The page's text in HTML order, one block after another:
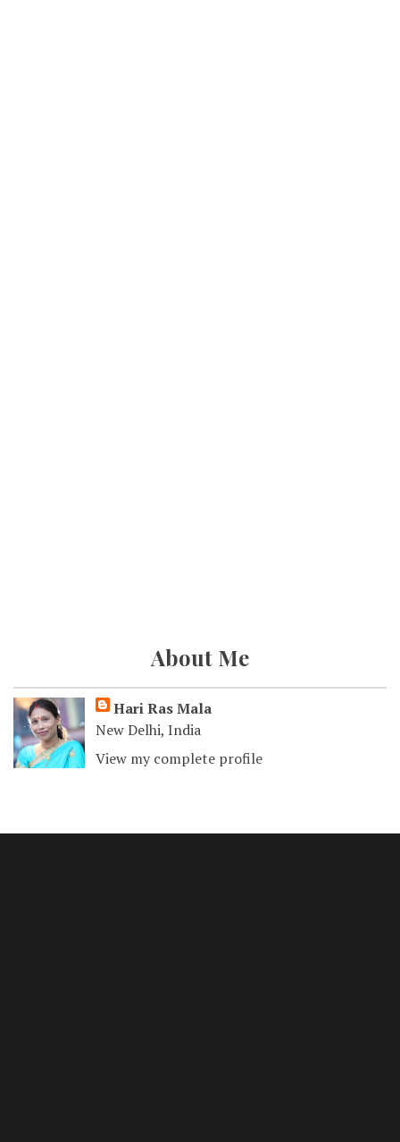
About Me
Hari Ras Mala
New Delhi, India
View my complete profile